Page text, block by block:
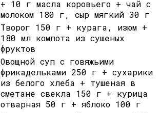
+ 10 г масла коровьего + чай с
молоком 180 г, сыр мягкий 30 г
Творог 150 г + курага, изюм +
180 мл компота из сушеных
фруктов
Овощной суп с говяжьими
фрикадельками 250 г + сухарики
из белого хлеба + тушеная в
сметане свекла 150 г + курица
отварная 50 г + яблоко 100 г